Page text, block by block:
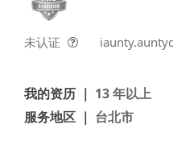
未认证
我的资历 ｜ 13 年以上
服务地区 ｜ 台北市